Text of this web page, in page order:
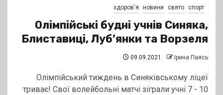
здоров'я новини свято спорт
Олімпійські будні учнів Синяка,
Блиставиці, Луб’янки та Ворзеля
09.09.2021 Ірина Паясь
Олімпійський тиждень в Синяківському ліцеї
триває! Свої волейбольні матчі зіграли учні 7 - 10